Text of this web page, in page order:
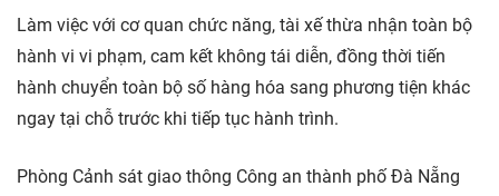
Làm việc với cơ quan chức năng, tài xế thừa nhận toàn bộ
hành vi vi phạm, cam kết không tái diễn, đồng thời tiến
hành chuyển toàn bộ số hàng hóa sang phương tiện khác
ngay tại chỗ trước khi tiếp tục hành trình.
Phòng Cảnh sát giao thông Công an thành phố Đà Nẵng